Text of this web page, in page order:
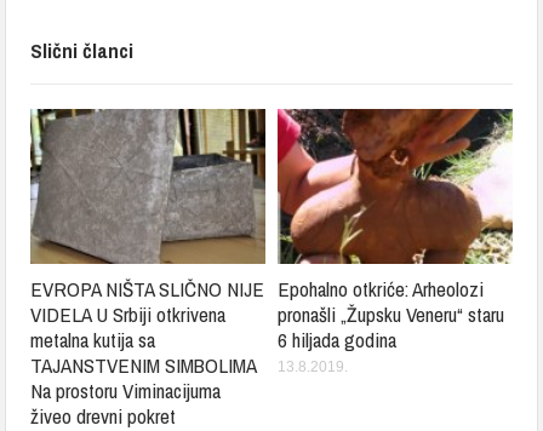
Slični članci
EVROPA NIŠTA SLIČNO NIJE
VIDELA U Srbiji otkrivena
metalna kutija sa
TAJANSTVENIM SIMBOLIMA
Na prostoru Viminacijuma
živeo drevni pokret
Epohalno otkriće: Arheolozi
pronašli „Župsku Veneru“ staru
6 hiljada godina
13.8.2019.